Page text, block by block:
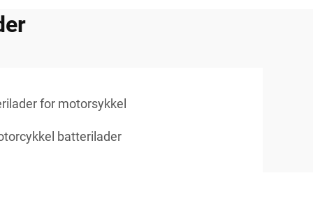
for motorsykkel
batterilader